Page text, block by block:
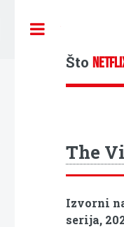
Što
The
Izvorni
serija,
Toggle